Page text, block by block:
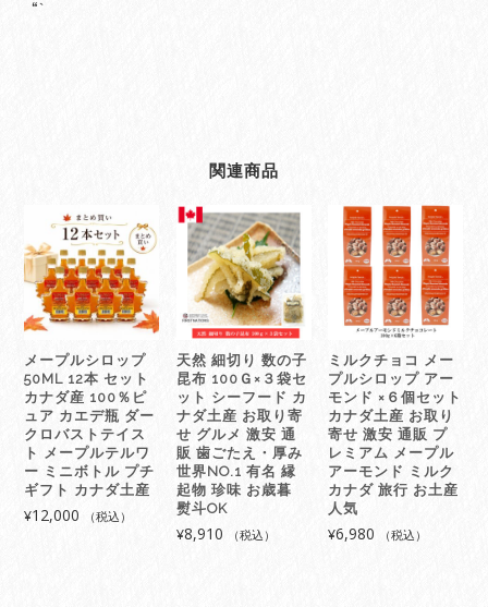
“`
関連商品
メープルシロップ
50ML 12本 セット
カナダ産 100％ピ
ュア カエデ瓶 ダー
クロバストテイス
ト メープルテルワ
ー ミニボトル プチ
ギフト カナダ土産
¥12,000 （税込）
天然 細切り 数の子
昆布 100Ｇ×３袋セ
ット シーフード カ
ナダ土産 お取り寄
せ グルメ 激安 通
販 歯ごたえ・厚み
世界NO.1 有名 縁
起物 珍味 お歳暮
熨斗OK
¥8,910 （税込）
ミルクチョコ メー
プルシロップ アー
モンド ×６個セット
カナダ土産 お取り
寄せ 激安 通販 プ
レミアム メープル
アーモンド ミルク
カナダ 旅行 お土産
人気
¥6,980 （税込）